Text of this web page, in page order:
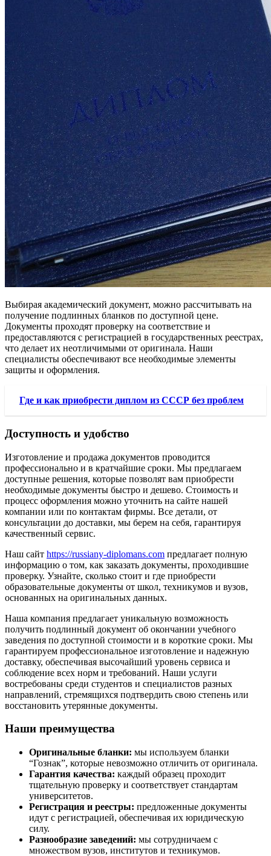
Выбирая академический документ, можно рассчитывать на
получение подлинных бланков по доступной цене.
Документы проходят проверку на соответствие и
предоставляются с регистрацией в государственных реестрах,
что делает их неотличимыми от оригинала. Наши
специалисты обеспечивают все необходимые элементы
защиты и оформления.
Где и как приобрести диплом из СССР без проблем
Доступность и удобство
Изготовление и продажа документов проводится
профессионально и в кратчайшие сроки. Мы предлагаем
доступные решения, которые позволят вам приобрести
необходимые документы быстро и дешево. Стоимость и
процесс оформления можно уточнить на сайте нашей
компании или по контактам фирмы. Все детали, от
консультации до доставки, мы берем на себя, гарантируя
качественный сервис.
Наш сайт https://russiany-diplomans.com предлагает полную
информацию о том, как заказать документы, проходившие
проверку. Узнайте, сколько стоит и где приобрести
образовательные документы от школ, техникумов и вузов,
основанных на оригинальных данных.
Наша компания предлагает уникальную возможность
получить подлинный документ об окончании учебного
заведения по доступной стоимости и в короткие сроки. Мы
гарантируем профессиональное изготовление и надежную
доставку, обеспечивая высочайший уровень сервиса и
соблюдение всех норм и требований. Наши услуги
востребованы среди студентов и специалистов разных
направлений, стремящихся подтвердить свою степень или
восстановить утерянные документы.
Наши преимущества
Оригинальные бланки: мы используем бланки
“Гознак”, которые невозможно отличить от оригинала.
Гарантия качества: каждый образец проходит
тщательную проверку и соответствует стандартам
университетов.
Регистрация и реестры: предложенные документы
идут с регистрацией, обеспечивая их юридическую
силу.
Разнообразие заведений: мы сотрудничаем с
множеством вузов, институтов и техникумов.